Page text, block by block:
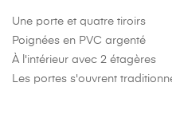
Une porte et quatre tiroirs
Poignées en PVC argenté
À l'intérieur avec 2 étagères
Les portes s'ouvrent